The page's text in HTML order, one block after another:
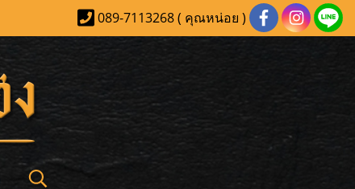
089-7113268 ( คุณหน่อย )